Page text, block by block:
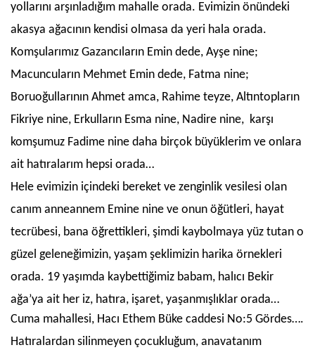
yollarını arşınladığım mahalle orada. Evimizin önündeki
akasya ağacının kendisi olmasa da yeri hala orada.
Komşularımız Gazancıların Emin dede, Ayşe nine;
Macuncuların Mehmet Emin dede, Fatma nine;
Boruoğullarının Ahmet amca, Rahime teyze, Altıntopların
Fikriye nine, Erkulların Esma nine, Nadire nine, karşı
komşumuz Fadime nine daha birçok büyüklerim ve onlara
ait hatıralarım hepsi orada…
Hele evimizin içindeki bereket ve zenginlik vesilesi olan
canım anneannem Emine nine ve onun öğütleri, hayat
tecrübesi, bana öğrettikleri, şimdi kaybolmaya yüz tutan o
güzel geleneğimizin, yaşam şeklimizin harika örnekleri
orada. 19 yaşımda kaybettiğimiz babam, halıcı Bekir
ağa’ya ait her iz, hatıra, işaret, yaşanmışlıklar orada…
Cuma mahallesi, Hacı Ethem Büke caddesi No:5 Gördes….
Hatıralardan silinmeyen çocukluğum, anavatanım